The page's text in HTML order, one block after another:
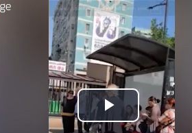
Play